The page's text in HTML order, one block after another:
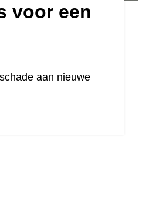
voor een
aan nieuwe